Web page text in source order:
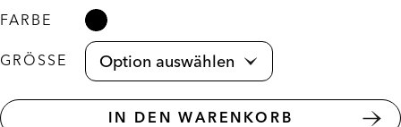
FARBE
GRÖSSE
IN DEN WARENKORB